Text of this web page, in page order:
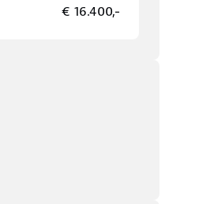
€ 16.400,-